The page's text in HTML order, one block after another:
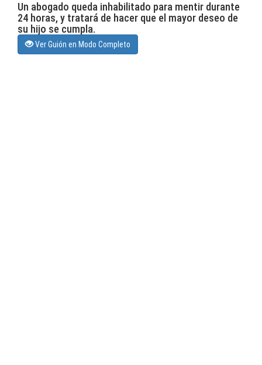
Un abogado queda inhabilitado para mentir durante
24 horas, y tratará de hacer que el mayor deseo de
su hijo se cumpla.
Ver Guión en Modo Completo